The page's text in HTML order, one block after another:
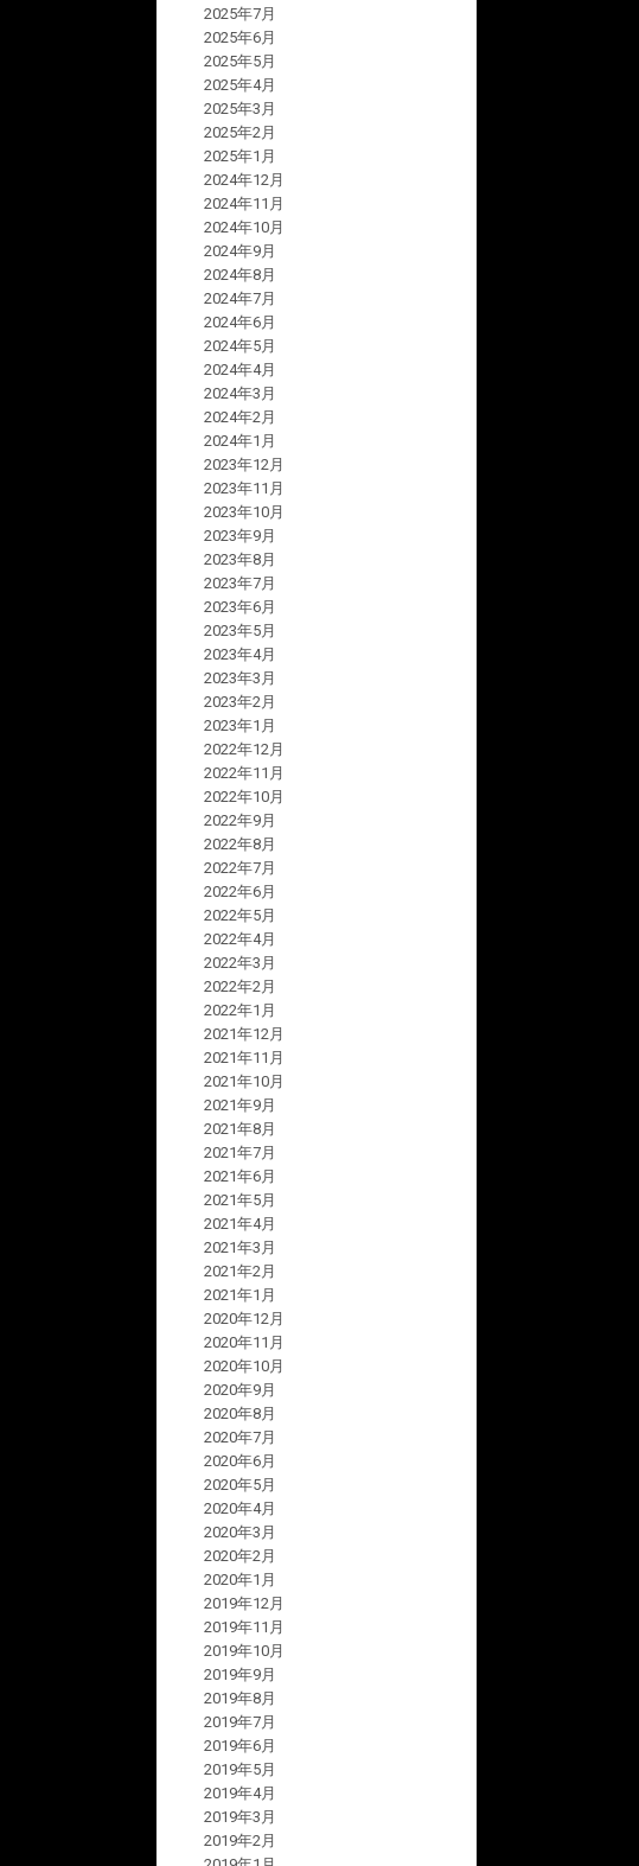
2025年7月
2025年6月
2025年5月
2025年4月
2025年3月
2025年2月
2025年1月
2024年12月
2024年11月
2024年10月
2024年9月
2024年8月
2024年7月
2024年6月
2024年5月
2024年4月
2024年3月
2024年2月
2024年1月
2023年12月
2023年11月
2023年10月
2023年9月
2023年8月
2023年7月
2023年6月
2023年5月
2023年4月
2023年3月
2023年2月
2023年1月
2022年12月
2022年11月
2022年10月
2022年9月
2022年8月
2022年7月
2022年6月
2022年5月
2022年4月
2022年3月
2022年2月
2022年1月
2021年12月
2021年11月
2021年10月
2021年9月
2021年8月
2021年7月
2021年6月
2021年5月
2021年4月
2021年3月
2021年2月
2021年1月
2020年12月
2020年11月
2020年10月
2020年9月
2020年8月
2020年7月
2020年6月
2020年5月
2020年4月
2020年3月
2020年2月
2020年1月
2019年12月
2019年11月
2019年10月
2019年9月
2019年8月
2019年7月
2019年6月
2019年5月
2019年4月
2019年3月
2019年2月